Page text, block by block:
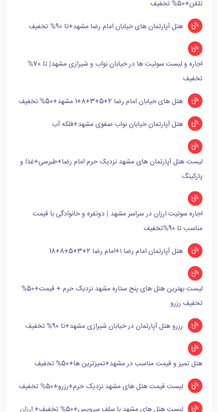
تلفن+50% تخفیف
هتل آپارتمان های خیابان امام رضا مشهد+تا 90% تخفیف
اجاره و لیست سوئیت ها در خیابان نواب و شیرازی مشهد| تا 70%
تخفیف
هتل های خیابان امام رضا 2+5+3+8+1 مشهد+50% تخفیف
هتل آپارتمان خیابان نواب صفوی مشهد+فلکه آب
لیست هتل آپارتمان های مشهد نزدیک حرم امام رضا+طبرسی+غذا و
پارکینگ
اجاره سوئیت ارزان در سراسر مشهد | دونفره و خانوادگی با قیمت
مناسب تا 90%تخفیف
هتل آپارتمان امام رضا ۱+امام رضا 2+3+5+8+18
لیست بهترین هتل های پنج ستاره مشهد نزدیک حرم + قیمت+50%
تخفیف رزرو
رزرو هتل آپارتمان در خیابان شیرازی مشهد+تا 90% تخفیف
هتل تمیز و قیمت مناسب در مشهد+تمیزترین ها+50% تخفیف
لیست قیمت هتل های مشهد نزدیک حرم+رزرو+50% تخفیف
لیست هتل های مشهد با سلف سرویس+50% تخفیف+ ارزان